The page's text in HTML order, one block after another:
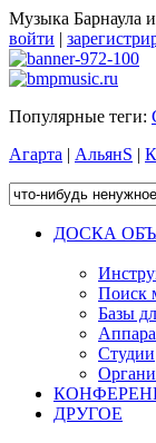
Музыка Барнаула
войти |
Популярные теги:
Агарта | АльянS |
ДОСКА
Поиск
Базы
Студии
ДРУГОЕ